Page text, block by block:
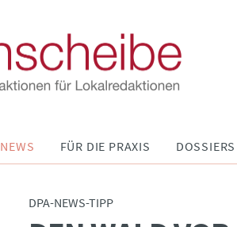
NEWS FÜR DIE PRAXIS DOSSIERS
DPA-NEWS-TIPP